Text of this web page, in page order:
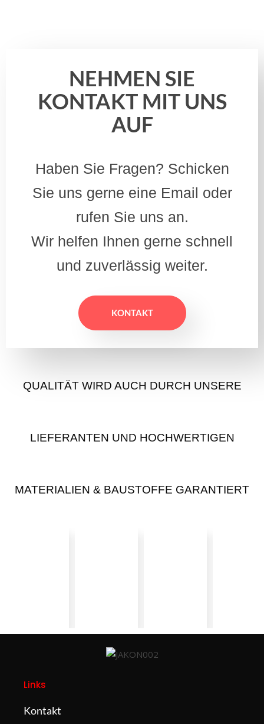
NEHMEN SIE
KONTAKT MIT UNS
AUF
Haben Sie Fragen? Schicken
Sie uns gerne eine Email oder
rufen Sie uns an.
Wir helfen Ihnen gerne schnell
und zuverlässig weiter.
KONTAKT
QUALITÄT WIRD AUCH DURCH UNSERE
LIEFERANTEN UND HOCHWERTIGEN
MATERIALIEN & BAUSTOFFE GARANTIERT
Links
Kontakt